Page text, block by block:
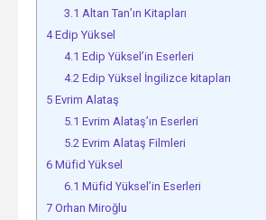
3.1 Altan Tan’ın Kitapları
4Edip Yüksel
4.1 Edip Yüksel’in Eserleri
4.2Edip Yüksel İngilizce kitapları
5 Evrim Alataş
5.1 Evrim Alataş’ın Eserleri
5.2Evrim Alataş Filmleri
6 Müfid Yüksel
6.1 Müfid Yüksel’in Eserleri
7 Orhan Miroğlu